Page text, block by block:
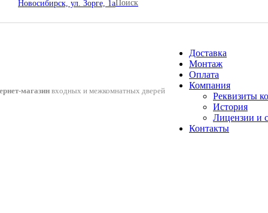
Новосибирск, ул. Зорге, 1аПоиск
магазин входных и межкомнатных дверей
Доставка
Монтаж
Оплата
Компания
Реквизиты
История
Лицензии и
Контакты